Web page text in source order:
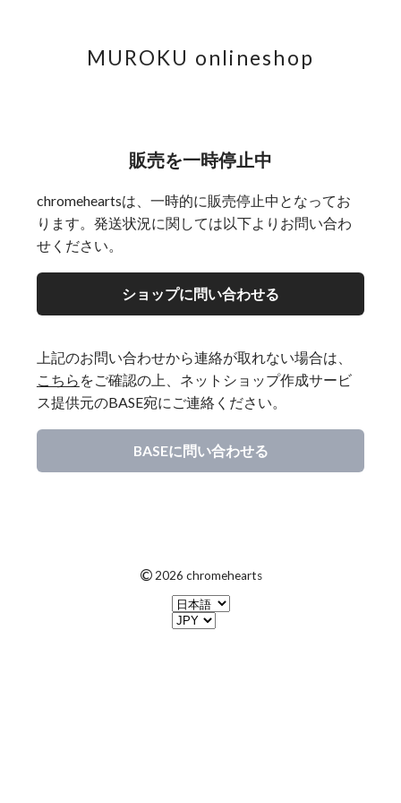
MUROKU onlineshop
販売を一時停止中
chromeheartsは、一時的に販売停止中となってお
ります。発送状況に関しては以下よりお問い合わ
せください。
ショップに問い合わせる
上記のお問い合わせから連絡が取れない場合は、
こちら をご確認の上、ネットショップ作成サービ
ス提供元のBASE宛にご連絡ください。
BASEに問い合わせる
© 2026 chromehearts